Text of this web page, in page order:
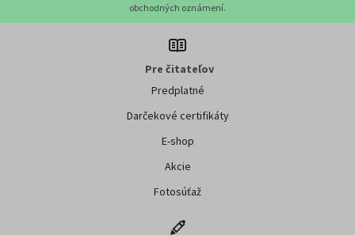
obchodných oznámení.
Pre čitateľov
Predplatné
Darčekové certifikáty
E-shop
Akcie
Fotosúťaž